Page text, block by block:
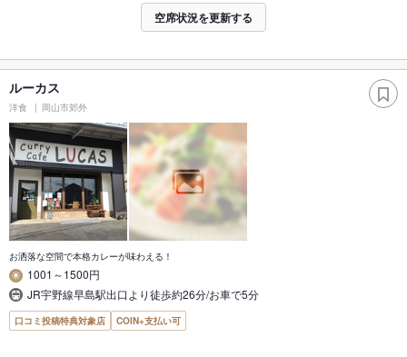
空席状況を更新する
ルーカス
洋食 岡山市郊外
お洒落な空間で本格カレーが味わえる！
1001～1500円
JR宇野線早島駅出口より徒歩約26分/お車で5分
口コミ投稿特典対象店 COIN+支払い可